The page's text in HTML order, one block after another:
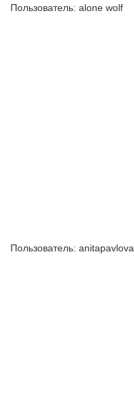
Пользователь: alone wolf
Пользователь: anitapavlova